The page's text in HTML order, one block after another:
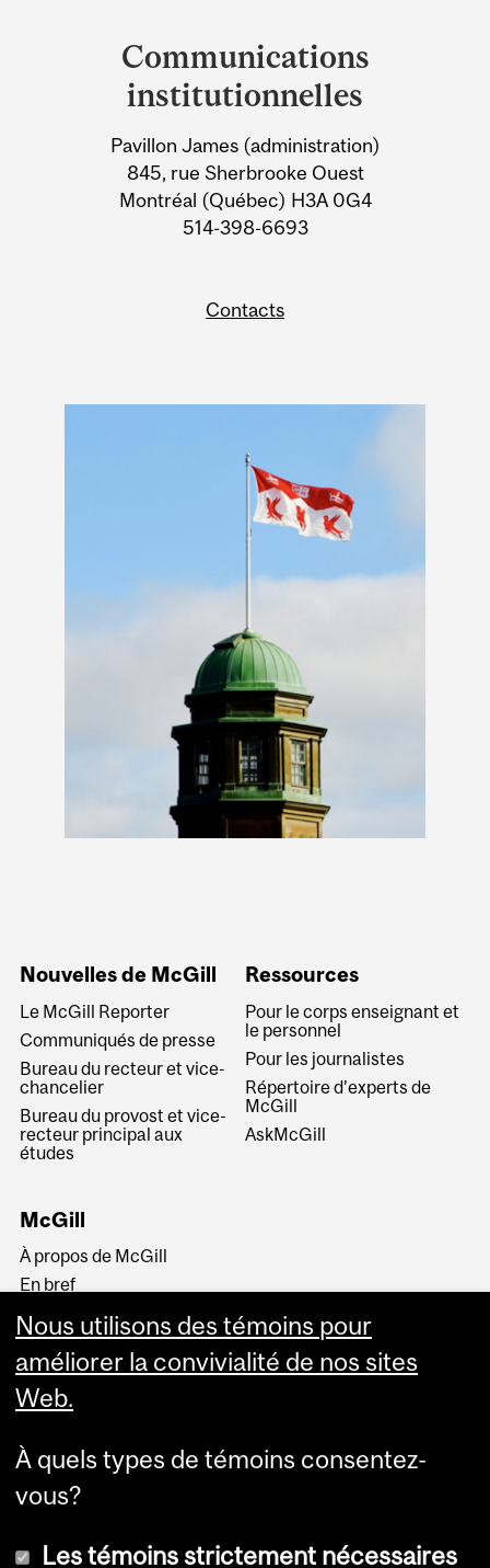
PENSAIT
University
Information
Communications
institutionnelles
Pavillon James (administration)
845, rue Sherbrooke Ouest
Montréal (Québec) H3A 0G4
514-398-6693
Contacts
Nouvelles de McGill
Le McGill Reporter
Communiqués de presse
Bureau du recteur et vice-
chancelier
Bureau du provost et vice-
recteur principal aux
études
Ressources
Pour le corps enseignant et
le personnel
Pour les journalistes
Répertoire d’experts de
McGill
AskMcGill
McGill
À propos de McGill
En bref
Histoire
La haute direction
Nous utilisons des témoins pour
améliorer la convivialité de nos sites
Web.
À quels types de témoins consentez-
vous?
Les témoins strictement nécessaires